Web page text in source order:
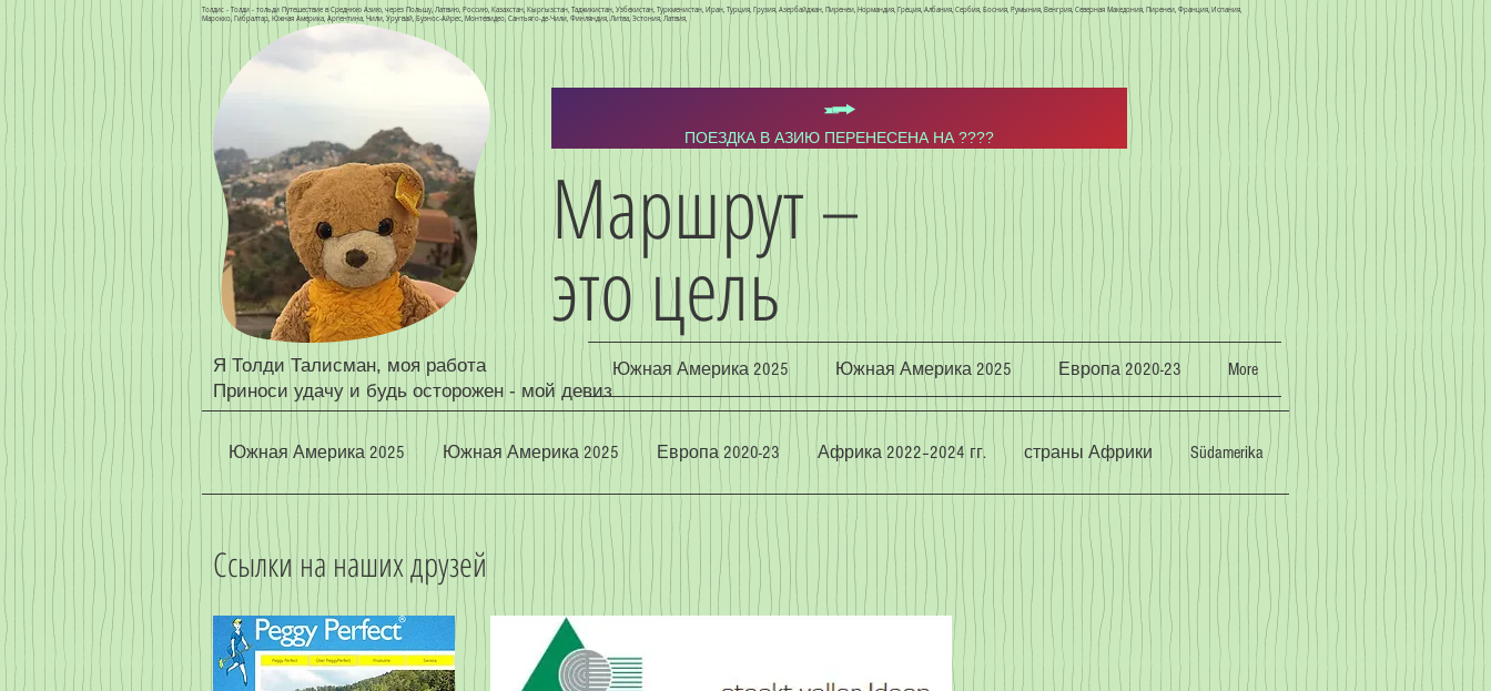
Толдис - Толди - тольди Путешествие в Среднюю Азию, через Польшу, Латвию, Россию, Казахстан, Кыргызстан, Таджикистан, Узбекистан, Туркменистан, Иран, Турция, Грузия, Азербайджан, Пиренеи, Нормандия, Греция, Албания, Сербия, Босния, Румыния, Венгрия, Северная Македония, Пиренеи, Франция, Испания,
Марокко, Гибралтар, Южная Америка, Аргентина, Чили, Уругвай, Буэнос-Айрес, Монтевидео, Сантьяго-де-Чили, Финляндия, Литва, Эстония, Латвия,
ПОЕЗДКА В АЗИЮ ПЕРЕНЕСЕНА НА ????
Маршрут –
это цель
Я Толди Талисман, моя работа
Приноси удачу и будь осторожен - мой девиз
Южная Америка 2025 Южная Америка 2025 Европа 2020-23 More
Южная Америка 2025 Южная Америка 2025 Европа 2020-23 Африка 2022–2024 гг. страны Африки Südamerika
Ссылки на наших друзей